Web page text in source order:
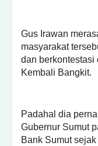
Gus Irawan
masyarakat
dan berkontestasi
Kembali Bangkit.
Padahal dia
Gubernur Sumut
Bank Sumut